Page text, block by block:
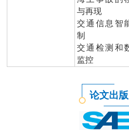
与再现
交通信息智
制
交通检测和
监控
论文出版